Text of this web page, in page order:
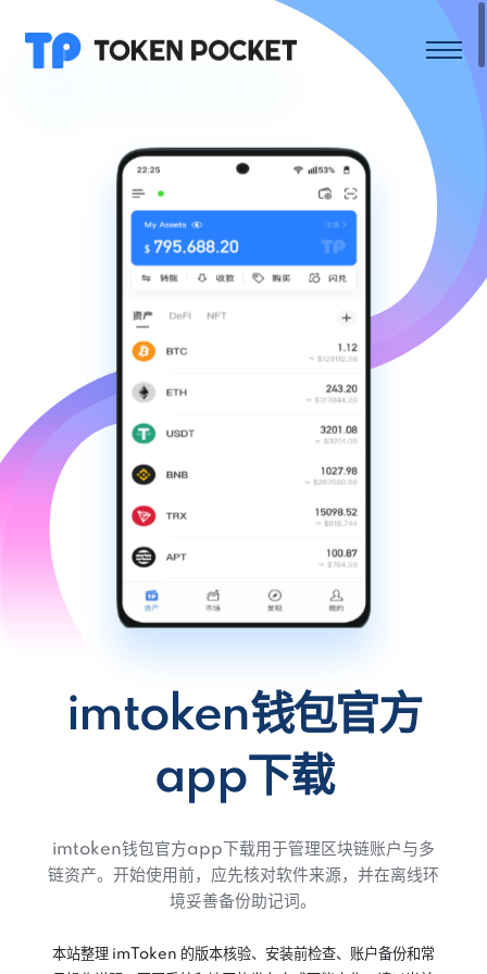
imtoken钱包官方
app下载
imtoken钱包官方app下载用于管理区块链账户与多
链资产。开始使用前，应先核对软件来源，并在离线环
境妥善备份助记词。
本站整理 imToken 的版本核验、安装前检查、账户备份和常